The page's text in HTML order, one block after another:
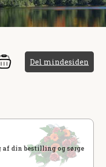
Del mindesiden
din bestilling og sørge